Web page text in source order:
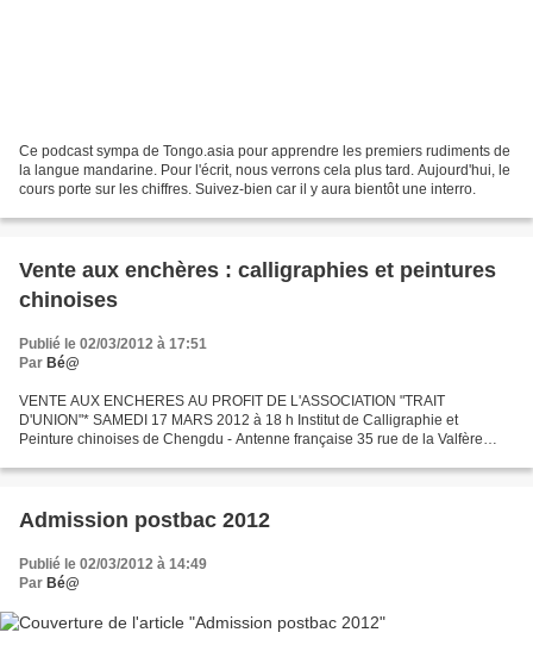
Ce podcast sympa de Tongo.asia pour apprendre les premiers rudiments de
la langue mandarine. Pour l'écrit, nous verrons cela plus tard. Aujourd'hui, le
cours porte sur les chiffres. Suivez-bien car il y aura bientôt une interro.
Vente aux enchères : calligraphies et peintures
chinoises
Publié le 02/03/2012 à 17:51
Par Bé@
VENTE AUX ENCHERES AU PROFIT DE L'ASSOCIATION "TRAIT
D'UNION"* SAMEDI 17 MARS 2012 à 18 h Institut de Calligraphie et
Peinture chinoises de Chengdu - Antenne française 35 rue de la Valfère
Collection...
Admission postbac 2012
Publié le 02/03/2012 à 14:49
Par Bé@